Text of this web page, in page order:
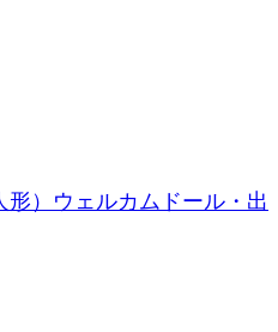
）ウェルカムドール・出